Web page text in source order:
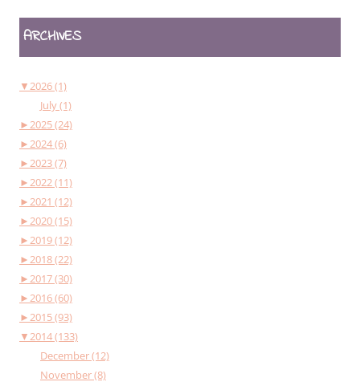
ARCHIVES
▼2026 (1)
July (1)
►2025 (24)
►2024 (6)
►2023 (7)
►2022 (11)
►2021 (12)
►2020 (15)
►2019 (12)
►2018 (22)
►2017 (30)
►2016 (60)
►2015 (93)
▼2014 (133)
December (12)
November (8)